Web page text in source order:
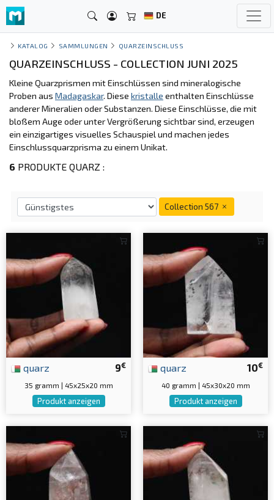
DE
KATALOG SAMMLUNGEN QUARZEINSCHLUSS
QUARZEINSCHLUSS - COLLECTION JUNI 2025
Kleine Quarzprismen mit Einschlüssen sind mineralogische
Proben aus Madagaskar. Diese kristalle enthalten Einschlüsse
anderer Mineralien oder Substanzen. Diese Einschlüsse, die mit
bloßem Auge oder unter Vergrößerung sichtbar sind, erzeugen
ein einzigartiges visuelles Schauspiel und machen jedes
Einschlussquarzprisma zu einem Unikat.
6 PRODUKTE QUARZ :
Collection 567
9€
quarz
35 gramm | 45x25x20 mm
Produkt anzeigen
10€
quarz
40 gramm | 45x30x20 mm
Produkt anzeigen